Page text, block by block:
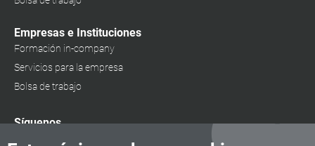
Empresas e Instituciones
Formación in-company
Servicios para la empresa
Bolsa de trabajo
Síguenos